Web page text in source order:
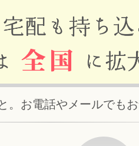
お電話やメールでもお